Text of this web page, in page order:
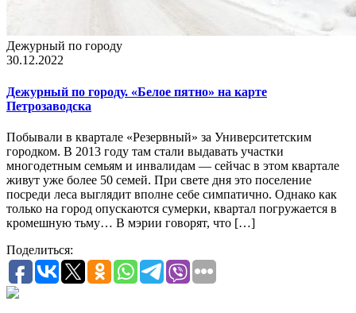
Дежурный по городу
30.12.2022
Дежурный по городу. «Белое пятно» на карте
Петрозаводска
Побывали в квартале «Резервный» за Университетским
городком. В 2013 году там стали выдавать участки
многодетным семьям и инвалидам — сейчас в этом квартале
живут уже более 50 семей. При свете дня это поселение
посреди леса выглядит вполне себе симпатично. Однако как
только на город опускаются сумерки, квартал погружается в
кромешную тьму… В мэрии говорят, что […]
Поделиться: